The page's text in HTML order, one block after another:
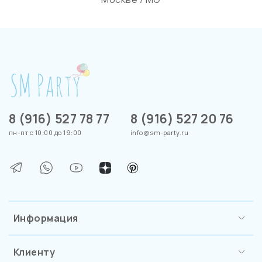
Информация
Клиенту
8 (916) 527 78 77
пн-пт с 10:00 до 19:00
8 (916) 527 20 76
info@sm-party.ru